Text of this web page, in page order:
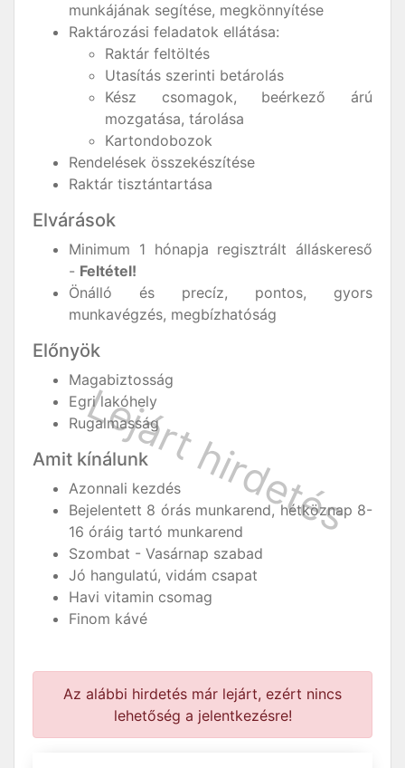
munkájának segítése, megkönnyítése
Raktározási feladatok ellátása:
Raktár feltöltés
Utasítás szerinti betárolás
Kész csomagok, beérkező árú
mozgatása, tárolása
Kartondobozok
Rendelések összekészítése
Raktár tisztántartása
Elvárások
Minimum 1 hónapja regisztrált álláskereső
- Feltétel!
Önálló és precíz, pontos, gyors
munkavégzés, megbízhatóság
Előnyök
Magabiztosság
Egri lakóhely
Rugalmasság
Amit kínálunk
Azonnali kezdés
Bejelentett 8 órás munkarend, hétköznap 8-
16 óráig tartó munkarend
Szombat - Vasárnap szabad
Jó hangulatú, vidám csapat
Havi vitamin csomag
Finom kávé
Az alábbi hirdetés már lejárt, ezért nincs
lehetőség a jelentkezésre!